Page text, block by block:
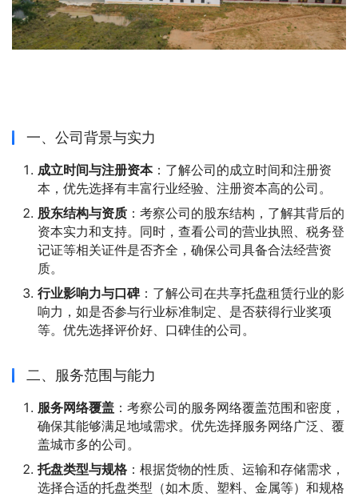
一、公司背景与实力
成立时间与注册资本：了解公司的成立时间和注册资
本，优先选择有丰富行业经验、注册资本高的公司。
股东结构与资质 ：考察公司的股东结构，了解其背后的
资本实力和支持。同时，查看公司的营业执照、税务登
记证等相关证件是否齐全，确保公司具备合法经营资
质。
行业影响力与口碑：了解公司在共享托盘租赁行业的影
响力，如是否参与行业标准制定、是否获得行业奖项
等。优先选择评价好、口碑佳的公司。
二、服务范围与能力
服务网络覆盖 ：考察公司的服务网络覆盖范围和密度，
确保其能够满足地域需求。优先选择服务网络广泛、覆
盖城市多的公司。
托盘类型与规格 ：根据货物的性质、运输和存储需求，
选择合适的托盘类型（如木质、塑料、金属等）和规格